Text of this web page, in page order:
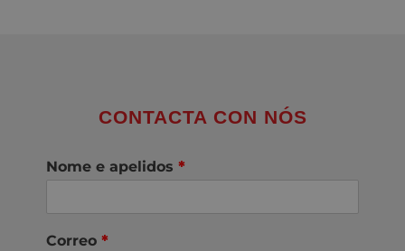
CONTACTA CON NÓS
Nome e apelidos *
Correo *